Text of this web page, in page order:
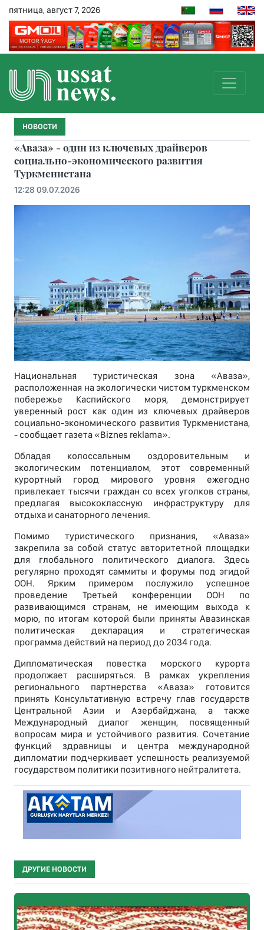
пятница, август 7, 2026
НОВОСТИ
«Аваза» - один из ключевых драйверов
социально-экономического развития
Туркменистана
12:28 09.07.2026
Национальная туристическая зона «Аваза»,
расположенная на экологически чистом туркменском
побережье Каспийского моря, демонстрирует
уверенный рост как один из ключевых драйверов
социально-экономического развития Туркменистана,
- сообщает газета «Biznes reklama».
Обладая колоссальным оздоровительным и
экологическим потенциалом, этот современный
курортный город мирового уровня ежегодно
привлекает тысячи граждан со всех уголков страны,
предлагая высококлассную инфраструктуру для
отдыха и санаторного лечения.
Помимо туристического признания, «Аваза»
закрепила за собой статус авторитетной площадки
для глобального политического диалога. Здесь
регулярно проходят саммиты и форумы под эгидой
ООН. Ярким примером послужило успешное
проведение Третьей конференции ООН по
развивающимся странам, не имеющим выхода к
морю, по итогам которой были приняты Авазинская
политическая декларация и стратегическая
программа действий на период до 2034 года.
Дипломатическая повестка морского курорта
продолжает расширяться. В рамках укрепления
регионального партнерства «Аваза» готовится
принять Консультативную встречу глав государств
Центральной Азии и Азербайджана, а также
Международный диалог женщин, посвященный
вопросам мира и устойчивого развития. Сочетание
функций здравницы и центра международной
дипломатии подчеркивает успешность реализуемой
государством политики позитивного нейтралитета.
ДРУГИЕ НОВОСТИ